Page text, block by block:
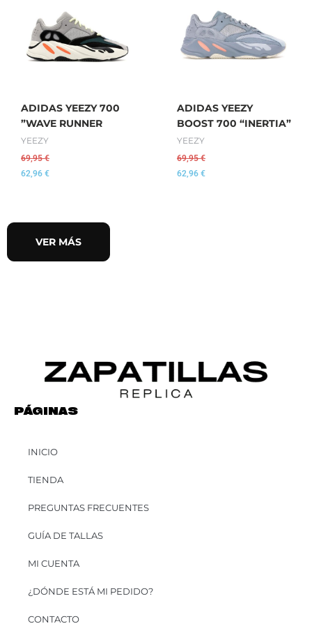
ADIDAS YEEZY 700
”WAVE RUNNER
YEEZY
69,95€
62,96 €
ADIDAS YEEZY
BOOST 700 “INERTIA”
YEEZY
69,95€
62,96 €
VER MÁS
PÁGINAS
INICIO
TIENDA
PREGUNTAS FRECUENTES
GUÍA DE TALLAS
MI CUENTA
¿DÓNDE ESTÁ MI PEDIDO?
CONTACTO